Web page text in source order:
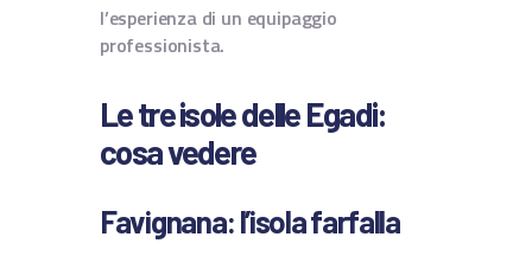
l’esperienza di un equipaggio
professionista.
Le tre isole delle Egadi:
cosa vedere
Favignana: l’isola farfalla